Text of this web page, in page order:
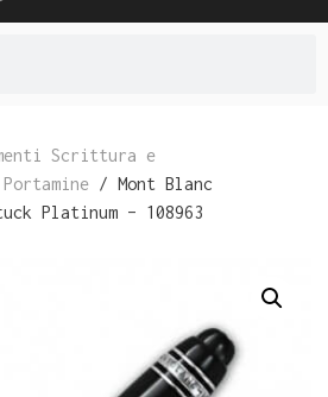
Scrittura e
/ Mont Blanc
Platinum – 108963